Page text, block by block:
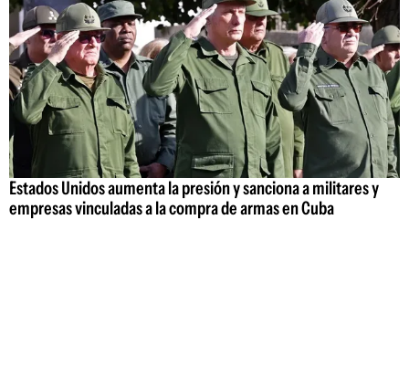
Estados Unidos aumenta la presión y sanciona a militares y
empresas vinculadas a la compra de armas en Cuba